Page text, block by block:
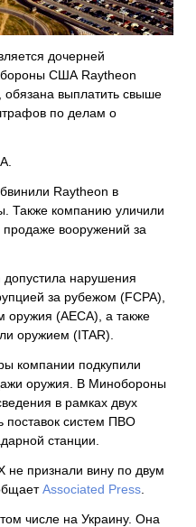
дочерней
США Raytheon
выплатить свыше
по делам о
Raytheon в
Также компанию уличили
продаже вооружений за
допустила нарушения
за рубежом (FCPA),
оружия (AECA), а также
оружием (ITAR).
компании подкупили
оружия. В Минобороны
в рамках двух
поставок систем ПВО
станции.
не признали вину по двум
Associated Press
числе на Украину. Она